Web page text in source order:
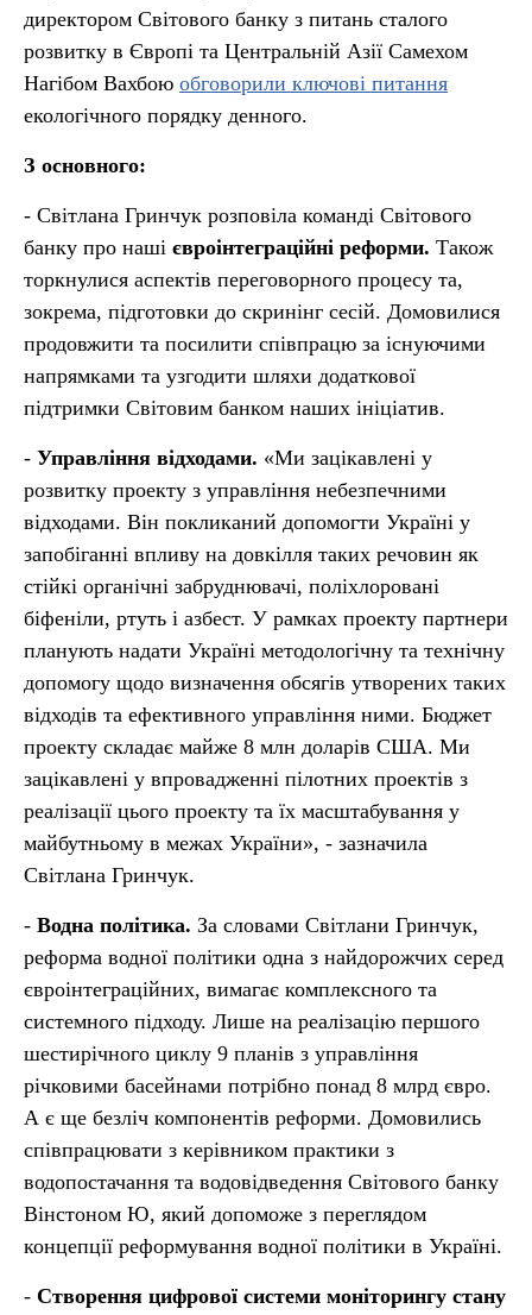
директором Світового банку з питань сталого
розвитку в Європі та Центральній Азії Самехом
Нагібом Вахбою обговорили ключові питання
екологічного порядку денного.
З основного:
- Світлана Гринчук розповіла команді Світового
банку про наші євроінтеграційні реформи. Також
торкнулися аспектів переговорного процесу та,
зокрема, підготовки до скринінг сесій. Домовилися
продовжити та посилити співпрацю за існуючими
напрямками та узгодити шляхи додаткової
підтримки Світовим банком наших ініціатив.
- Управління відходами. «Ми зацікавлені у
розвитку проекту з управління небезпечними
відходами. Він покликаний допомогти Україні у
запобіганні впливу на довкілля таких речовин як
стійкі органічні забруднювачі, поліхлоровані
біфеніли, ртуть і азбест. У рамках проекту партнери
планують надати Україні методологічну та технічну
допомогу щодо визначення обсягів утворених таких
відходів та ефективного управління ними. Бюджет
проекту складає майже 8 млн доларів США. Ми
зацікавлені у впровадженні пілотних проектів з
реалізації цього проекту та їх масштабування у
майбутньому в межах України», - зазначила
Світлана Гринчук.
- Водна політика. За словами Світлани Гринчук,
реформа водної політики одна з найдорожчих серед
євроінтеграційних, вимагає комплексного та
системного підходу. Лише на реалізацію першого
шестирічного циклу 9 планів з управління
річковими басейнами потрібно понад 8 млрд євро.
А є ще безліч компонентів реформи. Домовились
співпрацювати з керівником практики з
водопостачання та водовідведення Світового банку
Вінстоном Ю, який допоможе з переглядом
концепції реформування водної політики в Україні.
- Створення цифрової системи моніторингу стану